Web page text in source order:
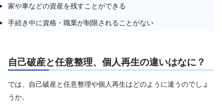
家や車などの資産を残すことができる
手続き中に資格・職業が制限されることがない
自己破産と任意整理、個人再生の違いはなに？
では、自己破産と任意整理や個人再生はどのように違うのでしょ
うか。